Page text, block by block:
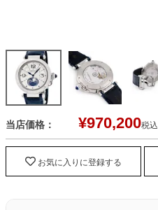
当店価格： ¥970,200税込
お気に入りに登録する